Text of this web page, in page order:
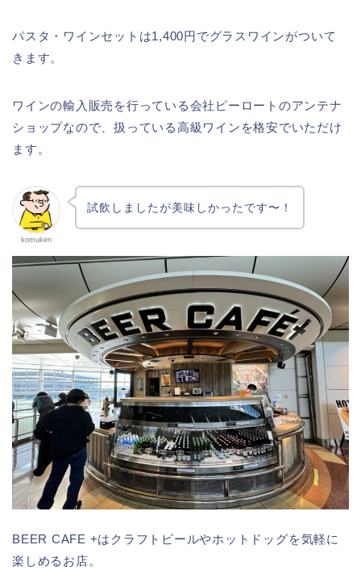
パスタ・ワインセットは1,400円でグラスワインがついて
きます。
ワインの輸入販売を行っている会社ピーロートのアンテナ
ショップなので、扱っている高級ワインを格安でいただけ
ます。
komuken
試飲しましたが美味しかったです〜！
BEER CAFE +はクラフトビールやホットドッグを気軽に
楽しめるお店。